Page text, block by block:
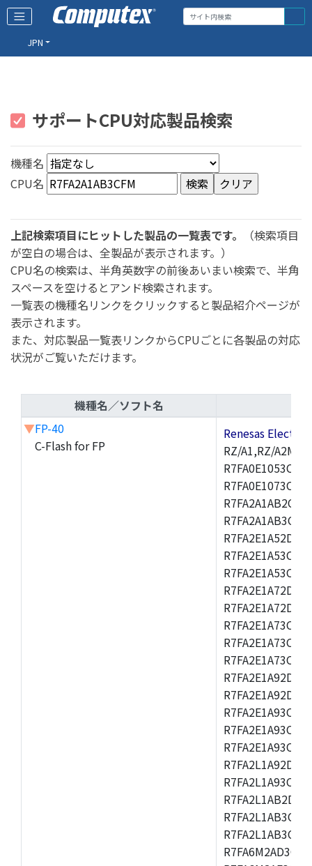
JPN
サポートCPU対応製品検索
機種名
CPU名
上記検索項目にヒットした製品の一覧表です。
（検索項目
が空白の場合は、全製品が表示されます。）
CPU名の検索は、半角英数字の前後あいまい検索で、半角
スペースを空けるとアンド検索されます。
一覧表の機種名リンクをクリックすると製品紹介ページが
表示されます。
また、対応製品一覧表リンクからCPUごとに各製品の対応
状況がご覧いただけます。
機種名／ソフト名
▼FP-40
C-Flash for FP
Renesas
RZ/A1,RZ/